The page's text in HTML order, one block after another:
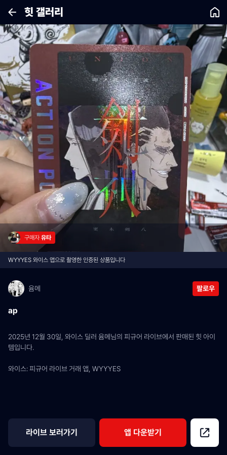
힛 갤러리
구매자 유타
WYYYES 와이스 앱으로 촬영한 인증된 상품입니다
윰메 팔로우
ap
2025년 12월 30일, 와이스 딜러 윰메님의 피규어 라이브에서 판매된 힛 아이
템입니다.
와이스: 피규어 라이브 거래 앱, WYYYES
라이브 보러가기 앱 다운받기